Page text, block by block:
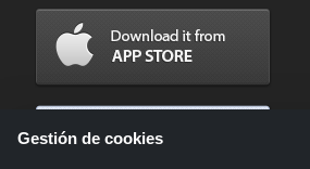
Gestión de cookies